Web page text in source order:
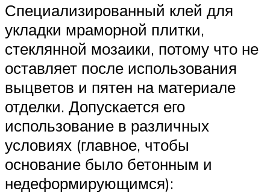
Специализированный клей для
укладки мраморной плитки,
стеклянной мозаики, потому что не
оставляет после использования
выцветов и пятен на материале
отделки. Допускается его
использование в различных
условиях (главное, чтобы
основание было бетонным и
недеформирующимся):